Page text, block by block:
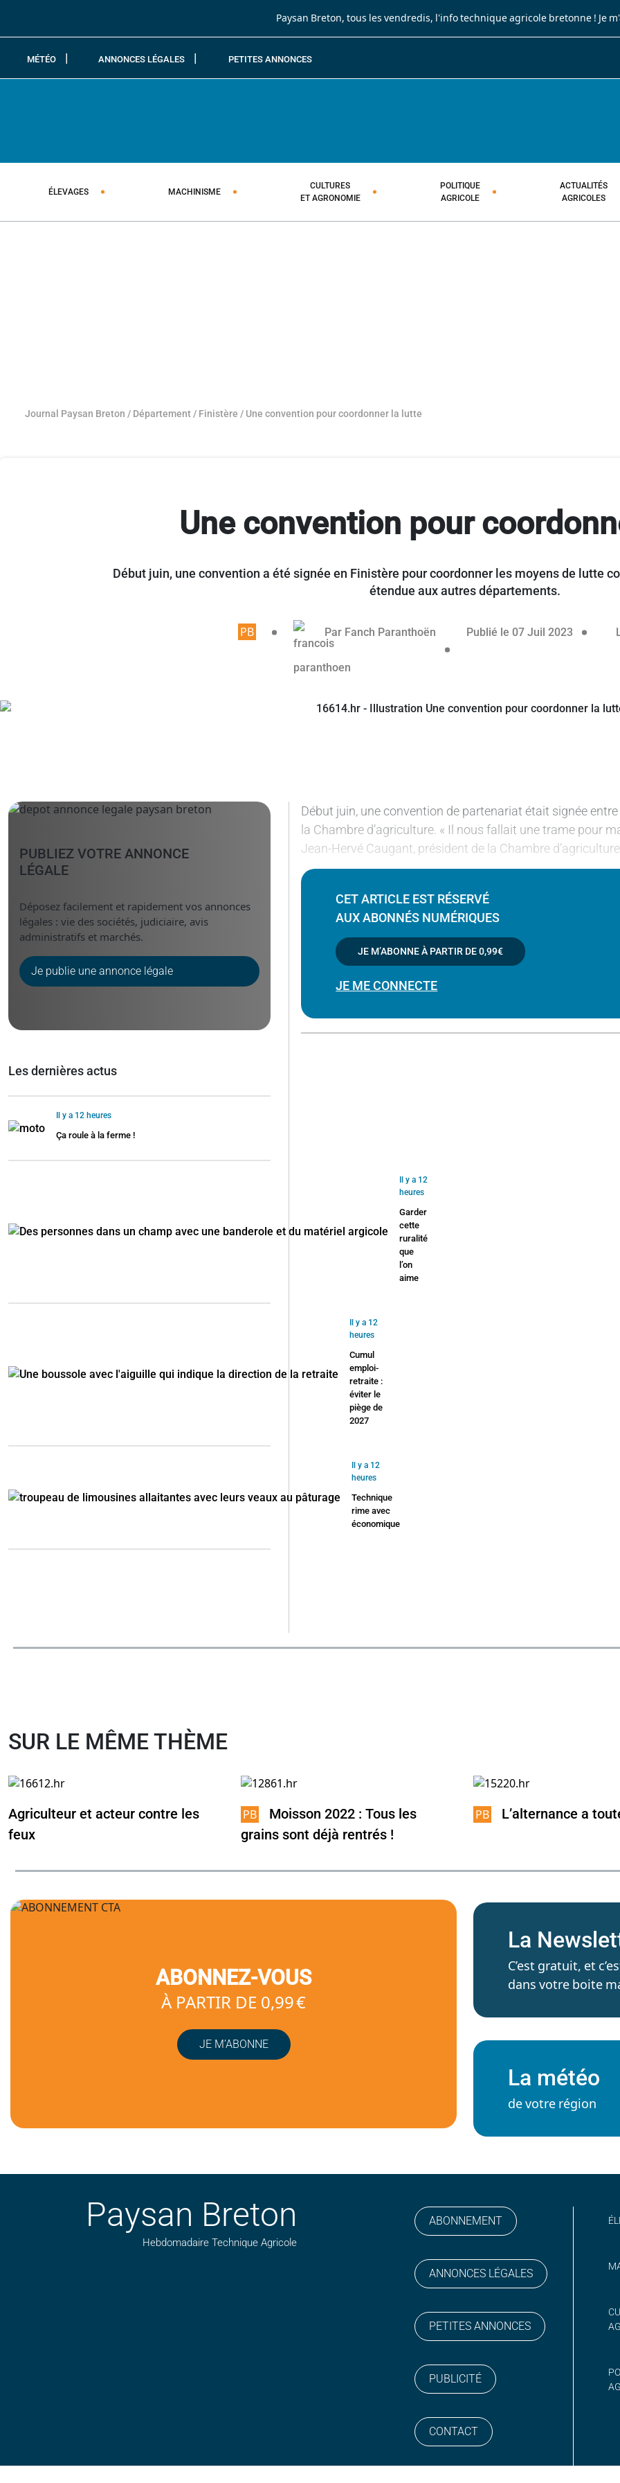
Paysan Breton, tous les vendredis, l'info technique agricole bretonne ! Je
MÉTÉO ANNONCES LÉGALES PETITES ANNONCES
ÉLEVAGES MACHINISME
CULTURES
ET AGRONOMIE
POLITIQUE
AGRICOLE
ACTUALITÉS
AGRICOLES
Journal Paysan Breton / Département / Finistère / Une convention pour coordonner la lutte
Une convention pour
Début juin, une convention a été signée en Finistère pour coordonner les moyens de lutte
étendue aux autres départements.
Article réservé aux abonnés
Par Fanch Paranthoën Publié le 07 Juil 202306 juillet
Début juin, une convention de partenariat était signée
la Chambre d’agriculture. « Il nous fallait une trame pour
Jean-Hervé Caugant, président de la Chambre d’agriculture
CET ARTICLE EST RÉSERVÉ
AUX ABONNÉS NUMÉRIQUES
JE M’ABONNE À PARTIR DE0,99€
JE ME CONNECTE
PUBLIEZ VOTRE ANNONCE
LÉGALE
Déposez facilement et rapidement vos annonces
légales : vie des sociétés, judiciaire, avis
administratifs et marchés.
Je publie une annonce légale
Les dernières actus
Il y a 12 heures
Ça roule à la ferme !
Il y a 12
heures
Garder
cette
ruralité
que
l’on
aime
Il y a 12
heures
Cumul
emploi-
retraite :
éviter le
piège de
2027
Il y a 12
heures
Technique
rime avec
économique
SUR LE MÊME THÈME
Agriculteur et acteur contre les
feux
Moisson 2022 : Tous les
grains sont déjà rentrés !
L’alternance a
ABONNEZ-VOUS
À PARTIR DE 0,99 €
JE M’ABONNE
La
C’est gratuit, et
dans votre boite
La météo
de votre région
Paysan Breton
Hebdomadaire Technique Agricole
ABONNEMENT
ANNONCES LÉGALES
PETITES ANNONCES
PUBLICITÉ
CONTACT